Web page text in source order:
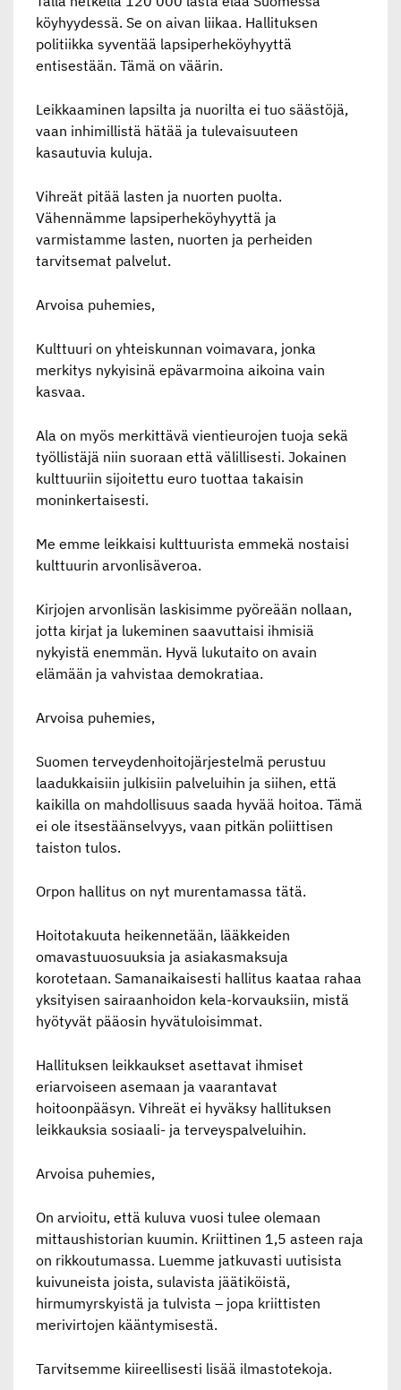
köyhyydessä. Se on aivan liikaa. Hallituksen
politiikka syventää lapsiperheköyhyyttä
entisestään. Tämä on väärin.
Leikkaaminen lapsilta ja nuorilta ei tuo säästöjä,
vaan inhimillistä hätää ja tulevaisuuteen
kasautuvia kuluja.
Vihreät pitää lasten ja nuorten puolta.
Vähennämme lapsiperheköyhyyttä ja
varmistamme lasten, nuorten ja perheiden
tarvitsemat palvelut.
Arvoisa puhemies,
Kulttuuri on yhteiskunnan voimavara, jonka
merkitys nykyisinä epävarmoina aikoina vain
kasvaa.
Ala on myös merkittävä vientieurojen tuoja sekä
työllistäjä niin suoraan että välillisesti. Jokainen
kulttuuriin sijoitettu euro tuottaa takaisin
moninkertaisesti.
Me emme leikkaisi kulttuurista emmekä nostaisi
kulttuurin arvonlisäveroa.
Kirjojen arvonlisän laskisimme pyöreään nollaan,
jotta kirjat ja lukeminen saavuttaisi ihmisiä
nykyistä enemmän. Hyvä lukutaito on avain
elämään ja vahvistaa demokratiaa.
Arvoisa puhemies,
Suomen terveydenhoitojärjestelmä perustuu
laadukkaisiin julkisiin palveluihin ja siihen, että
kaikilla on mahdollisuus saada hyvää hoitoa. Tämä
ei ole itsestäänselvyys, vaan pitkän poliittisen
taiston tulos.
Orpon hallitus on nyt murentamassa tätä.
Hoitotakuuta heikennetään, lääkkeiden
omavastuuosuuksia ja asiakasmaksuja
korotetaan. Samanaikaisesti hallitus kaataa rahaa
yksityisen sairaanhoidon kela-korvauksiin, mistä
hyötyvät pääosin hyvätuloisimmat.
Hallituksen leikkaukset asettavat ihmiset
eriarvoiseen asemaan ja vaarantavat
hoitoonpääsyn. Vihreät ei hyväksy hallituksen
leikkauksia sosiaali- ja terveyspalveluihin.
Arvoisa puhemies,
On arvioitu, että kuluva vuosi tulee olemaan
mittaushistorian kuumin. Kriittinen 1,5 asteen raja
on rikkoutumassa. Luemme jatkuvasti uutisista
kuivuneista joista, sulavista jäätiköistä,
hirmumyrskyistä ja tulvista – jopa kriittisten
merivirtojen kääntymisestä.
Tarvitsemme kiireellisesti lisää ilmastotekoja.